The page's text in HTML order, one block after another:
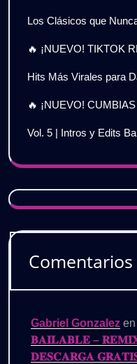
Los Clásicos que
🔥 ¡NUEVO! TIKTOK
Hits Más Virales para
🔥 ¡NUEVO!
Vol. 5 | Intros y Edits
Gabriel Gonzalez en
𝐁𝐀𝐈𝐋𝐀𝐁𝐋𝐄 –
𝐃𝐄𝐒𝐂𝐀𝐑𝐆𝐀